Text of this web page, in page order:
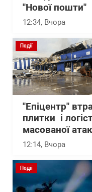
"Нової пошти"
12:34, Вчора
Події
"Епіцентр"
плитки і
масованої
12:14, Вчора
Події